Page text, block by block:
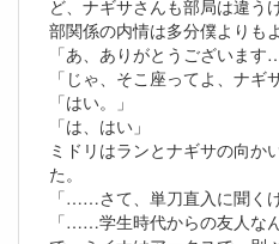
ど、ナギサさんも部局は違う
部関係の内情は多分僕よりも
「あ、ありがとうございます
「じゃ、そこ座ってよ、ナギ
「はい。」
「は、はい」
ミドリはランとナギサの向か
た。
「……さて、単刀直入に聞く
「……学生時代からの友人な